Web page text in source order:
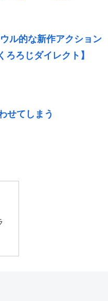
ル的な新作アクション
ろじダイレクト】
せてしまう